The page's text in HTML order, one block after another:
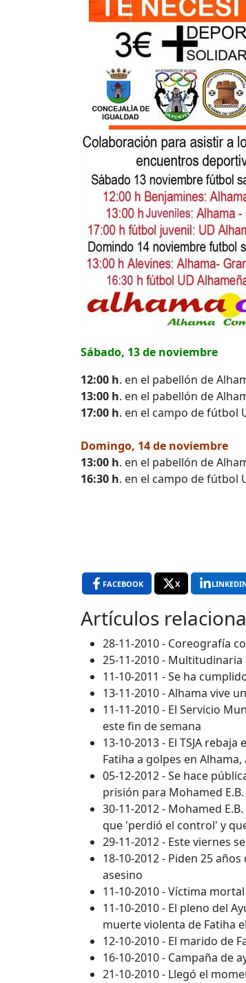
Sábado, 13 de noviembre
12:00 h. en el pabellón de
13:00 h. en el pabellón de
17:00 h. en el campo de fútbol
Domingo, 14 de noviembre
13:00 h. en el pabellón de
16:30 h. en el campo de fútbol
FACEBOOK X
Artículos
28-11-2010 - Coreografía
25-11-2010 -
11-10-2011 - Se ha
13-11-2010 - Alhama vive
11-11-2010 - El Servicio
este fin de semana
13-10-2013 - El TSJA
Fatiha a golpes en
05-12-2012 - Se hace
prisión para Mohamed E.B.
30-11-2012 - Mohamed
que 'perdió el control' y
29-11-2012 - Este viernes
18-10-2012 - Piden 25
asesino
11-10-2010 - Víctima
11-10-2010 - El pleno del
muerte violenta de Fatiha
12-10-2010 - El marido de
16-10-2010 - Campaña de
21-10-2010 - Llegó el